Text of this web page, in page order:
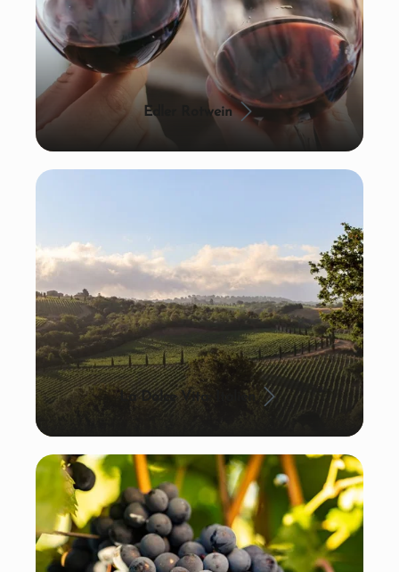
Edler Rotwein
La Dolce Vita: Italien